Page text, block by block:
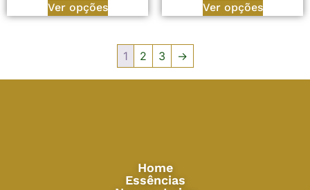
Ver opções Ver opções
1 2 3 →
Home
Essências